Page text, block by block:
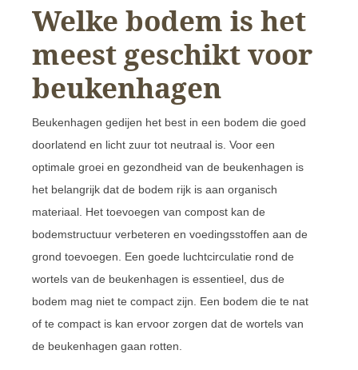
Welke bodem is het
meest geschikt voor
beukenhagen
Beukenhagen gedijen het best in een bodem die goed
doorlatend en licht zuur tot neutraal is. Voor een
optimale groei en gezondheid van de beukenhagen is
het belangrijk dat de bodem rijk is aan organisch
materiaal. Het toevoegen van compost kan de
bodemstructuur verbeteren en voedingsstoffen aan de
grond toevoegen. Een goede luchtcirculatie rond de
wortels van de beukenhagen is essentieel, dus de
bodem mag niet te compact zijn. Een bodem die te nat
of te compact is kan ervoor zorgen dat de wortels van
de beukenhagen gaan rotten.